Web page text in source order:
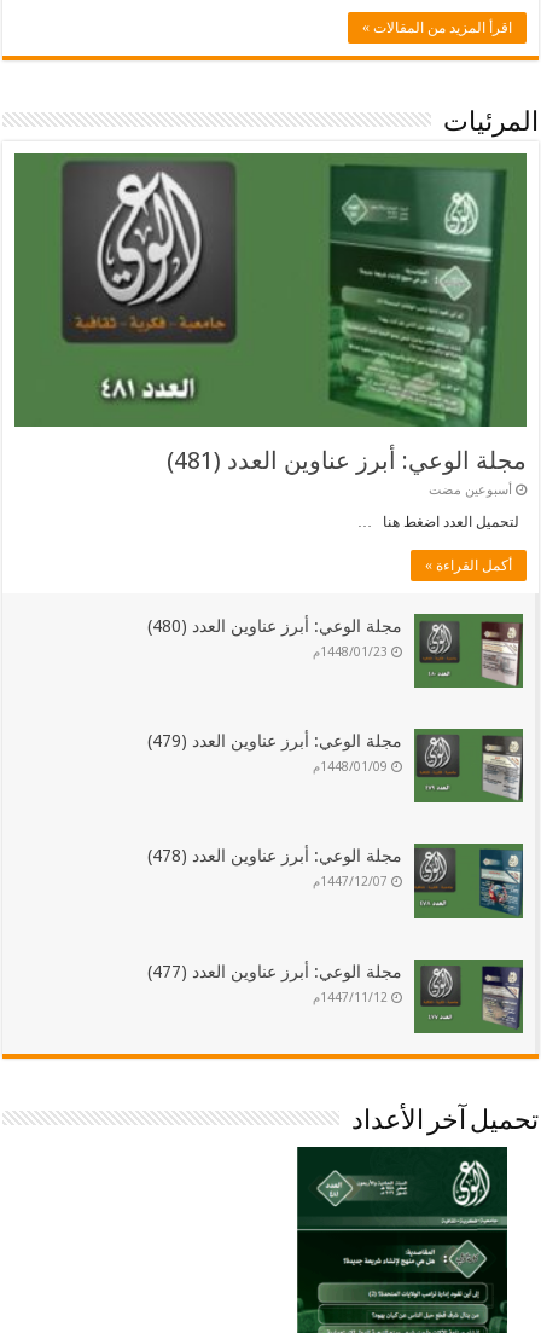
اقرأ المزيد من المقالات »
المرئيات
مجلة الوعي: أبرز عناوين العدد (481)
‏أسبوعين مضت
لتحميل العدد اضغط هنا …
أكمل القراءة »
مجلة الوعي: أبرز عناوين العدد (480)
1448/01/23م
مجلة الوعي: أبرز عناوين العدد (479)
1448/01/09م
مجلة الوعي: أبرز عناوين العدد (478)
1447/12/07م
مجلة الوعي: أبرز عناوين العدد (477)
1447/11/12م
تحميل آخر الأعداد